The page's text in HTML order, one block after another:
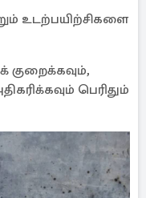
உடற்பயிற்சிகளை
குறைக்கவும்,
பெரிதும்